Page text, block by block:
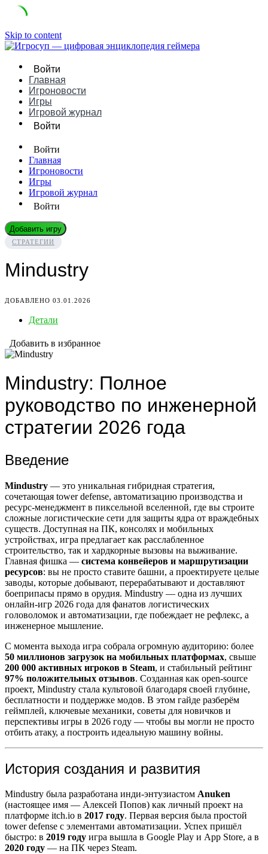
Skip to content
Войти
Главная
Игроновости
Игры
Игровой журнал
Войти
Войти
Главная
Игроновости
Игры
Игровой журнал
Войти
Добавить игру
СТРАТЕГИИ
Mindustry
ДОБАВЛЕНО 03.01.2026
Детали
Добавить в избранное
Mindustry: Полное
руководство по инженерной
стратегии 2026 года
Введение
Mindustry — это уникальная гибридная стратегия,
сочетающая tower defense, автоматизацию производства и
ресурс-менеджмент в пиксельной вселенной, где вы строите
сложные логистические сети для защиты ядра от враждебных
существ. Доступная на ПК, консолях и мобильных
устройствах, игра предлагает как расслабленное
строительство, так и хардкорные вызовы на выживание.
Главная фишка — система конвейеров и маршрутизации
ресурсов: вы не просто ставите башни, а проектируете целые
заводы, которые добывают, перерабатывают и доставляют
боеприпасы прямо в орудия. Mindustry — одна из лучших
онлайн-игр 2026 года для фанатов логистических
головоломок и автоматизации, где побеждает не рефлекс, а
инженерное мышление.
С момента выхода игра собрала огромную аудиторию: более
50 миллионов загрузок на мобильных платформах, свыше
200 000 активных игроков в Steam, и стабильный рейтинг
97% положительных отзывов. Созданная как open-source
проект, Mindustry стала культовой благодаря своей глубине,
бесплатности и поддержке модов. В этом гайде разберём
геймплей, ключевые механики, советы для новичков и
перспективы игры в 2026 году — чтобы вы могли не просто
отбить атаку, а построить идеальную машину войны.
История создания и развития
Mindustry была разработана инди-энтузиастом Anuken
(настоящее имя — Алексей Попов) как личный проект на
платформе itch.io в 2017 году. Первая версия была простой
tower defense с элементами автоматизации. Успех пришёл
быстро: в 2019 году игра вышла в Google Play и App Store, а в
2020 году — на ПК через Steam.